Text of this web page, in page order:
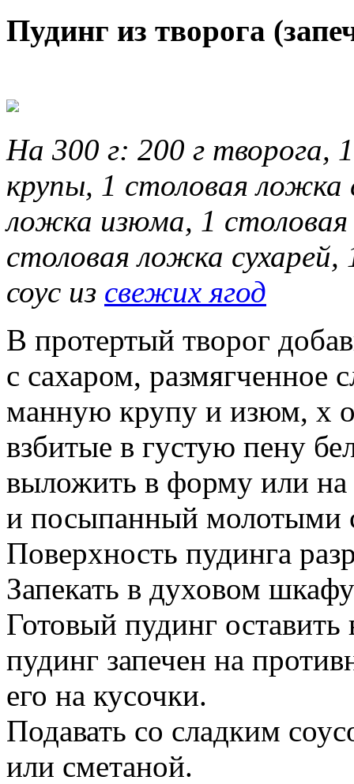
Пудинг из творога
На 300 г: 200 г творога,
крупы, 1 столовая ложка
ложка изюма, 1 столовая
столовая ложка
соус из свежих ягод
В протертый творог
с сахаром, размягченное
манную крупу и изюм, х
взбитые в густую пену
выложить в форму или
и посыпанный молотыми
Поверхность пудинга
Запекать в духовом
Готовый пудинг
пудинг запечен на
его на кусочки.
Подавать со сладким
или сметаной.